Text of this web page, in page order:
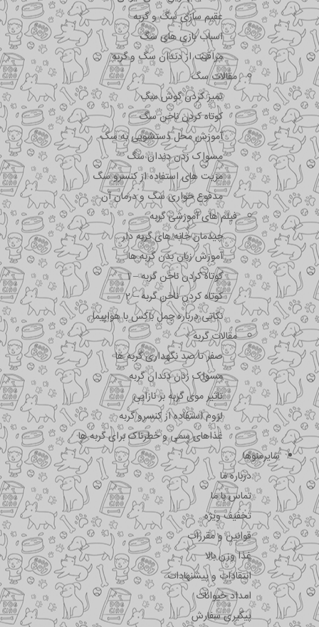
عقیم سازی سگ و گربه
اسباب بازی های سگ
مراقبت از دندان سگ و گربه
مقالات سگ
تمیز کردن گوش سگ
کوتاه کردن ناخن سگ
آموزش محل دستشویی به سگ
مسواک زدن دندان سگ
مزیت های استفاده از کنسرو سگ
مدفوع خواری سگ و درمان آن
فیلم های آموزشی گربه
چیدمان خانه های گربه دار
آموزش زبان بدن گربه ها
کوتاه کردن ناخن گربه – 1
کوتاه کردن ناخن گربه – 2
نکاتی درباره جمل باکس با هواپیما
مقالات گربه
صفر تا صد نگهداری گربه ها
مسواک زدن دندان گربه
تاثیر موی گربه بر نازایی
لزوم استفاده از کنسرو گربه
غذاهای سمی و خطرناک برای گربه ها
سایرمنوها
درباره ما
تماس با ما
تخفیف ویژه
قوانین و مقررات
غذا وزن بالا
انتقادات و پیشنهادات
امداد حیوانات
پیگیری سفارش